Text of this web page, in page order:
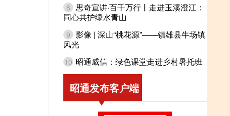
8 思奇宣讲·百千万行丨走进玉溪澄江：
同心共护绿水青山
9 影像 | 深山“桃花源”——镇雄县牛场镇
风光
10 昭通威信：绿色课堂走进乡村暑托班
昭通发布客户端